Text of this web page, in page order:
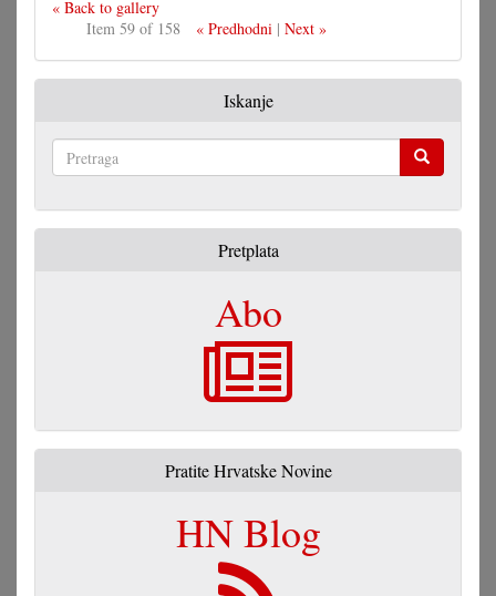
« Back to gallery
Item 59 of 158
« Predhodni| Next »
Iskanje
Pretplata
Abo
Pratite Hrvatske Novine
HN Blog